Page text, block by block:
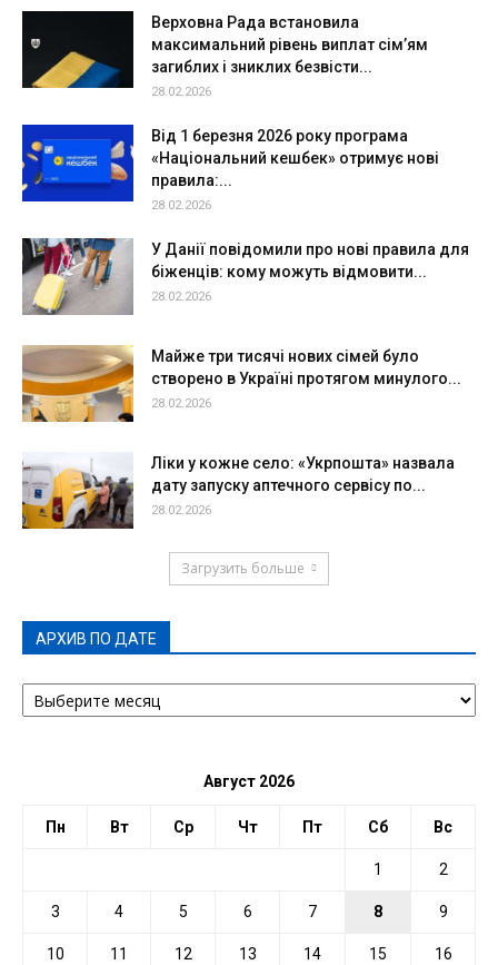
Верховна Рада встановила
максимальний рівень виплат сім’ям
загиблих і зниклих безвісти...
28.02.2026
Від 1 березня 2026 року програма
«Національний кешбек» отримує нові
правила:...
28.02.2026
У Данії повідомили про нові правила для
біженців: кому можуть відмовити...
28.02.2026
Майже три тисячі нових сімей було
створено в Україні протягом минулого...
28.02.2026
Ліки у кожне село: «Укрпошта» назвала
дату запуску аптечного сервісу по...
28.02.2026
Загрузить больше
АРХИВ ПО ДАТЕ
АРХИВ
ПО
Август 2026
Пн Вт Ср Чт Пт Сб Вс
1 2
3 4 5 6 7 8 9
10 11 12 13 14 15 16